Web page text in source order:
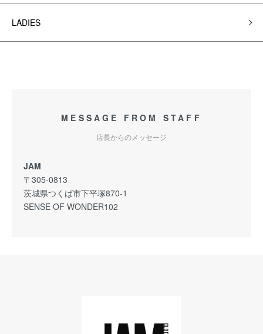
LADIES
MESSAGE FROM STAFF
店長からのメッセージ
JAM
〒305-0813
茨城県つくば市下平塚870-1
SENSE OF WONDER102